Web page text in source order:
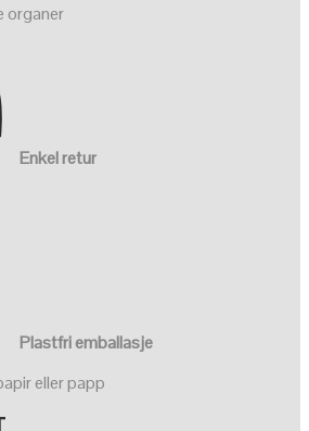
organer
Enkel retur
Plastfri emballasje
eller papp